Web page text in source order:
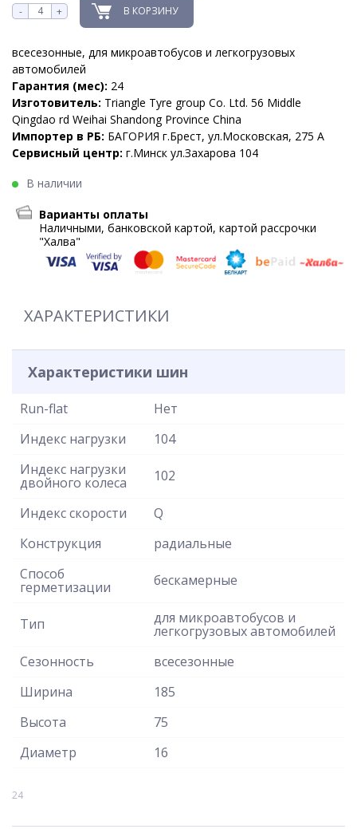
- + В КОРЗИНУ
всесезонные, для микроавтобусов и легкогрузовых
автомобилей
Гарантия (мес): 24
Изготовитель: Triangle Tyre group Co. Ltd. 56 Middle
Qingdao rd Weihai Shandong Province China
Импортер в РБ: БАГОРИЯ г.Брест, ул.Московская, 275 А
Сервисный центр: г.Минск ул.Захарова 104
В наличии
Варианты оплаты
Наличными, банковской картой, картой рассрочки
"Халва"
ХАРАКТЕРИСТИКИ
Характеристики шин
Run-flat
Нет
Индекс нагрузки
104
Индекс нагрузки
двойного колеса 102
Индекс скорости
Q
Конструкция
радиальные
Способ
герметизации бескамерные
Тип для микроавтобусов и
легкогрузовых автомобилей
Сезонность
всесезонные
Ширина
185
Высота
75
Диаметр
16
24